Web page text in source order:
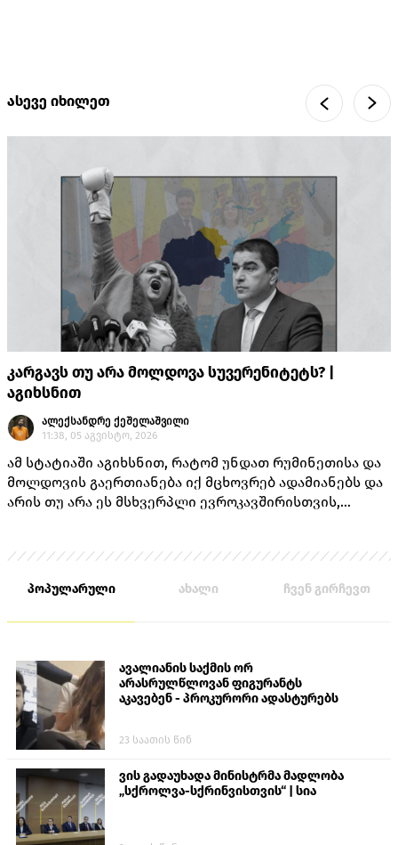
ასევე იხილეთ
კარგავს თუ არა მოლდოვა სუვერენიტეტს? |
აგიხსნით
ალექსანდრე ქეშელაშვილი
11:38, 05 აგვისტო, 2026
ამ სტატიაში აგიხსნით, რატომ უნდათ რუმინეთისა და
მოლდოვის გაერთიანება იქ მცხოვრებ ადამიანებს და
არის თუ არა ეს მსხვერპლი ევროკავშირისთვის,
პოპულარული ახალი ჩვენ გირჩევთ
ავალიანის საქმის ორ
არასრულწლოვან ფიგურანტს
აკავებენ - პროკურორი ადასტურებს
23 საათის წინ
ვის გადაუხადა მინისტრმა მადლობა
„სქროლვა-სქრინვისთვის“ | სია